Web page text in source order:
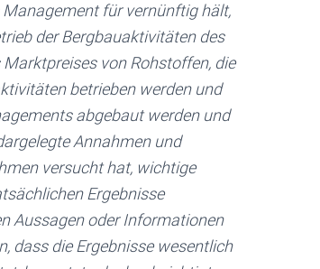
für vernünftig hält,
der Bergbauaktivitäten des
von Rohstoffen, die
betrieben werden und
abgebaut werden und
Annahmen und
versucht hat, wichtige
Ergebnisse
Aussagen oder Informationen
dass die Ergebnisse wesentlich